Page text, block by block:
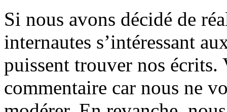
Si nous avons décidé de
internautes s’intéressant
puissent trouver nos écrits.
commentaire car nous ne